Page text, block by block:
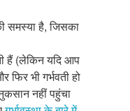
है, जिसका
हैं (लेकिन यदि आप
फिर भी गर्भवती हो
नहीं पहुंचा